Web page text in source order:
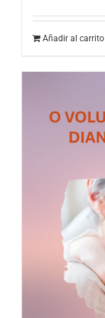
Añadir al carrito